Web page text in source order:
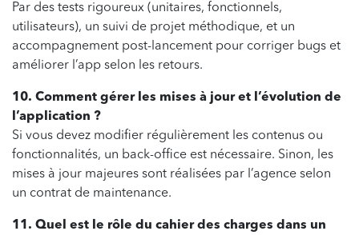
Par des tests rigoureux (unitaires, fonctionnels,
utilisateurs), un suivi de projet méthodique, et un
accompagnement post-lancement pour corriger bugs et
améliorer l’app selon les retours.
10. Comment gérer les mises à jour et l’évolution de
l’application ?
Si vous devez modifier régulièrement les contenus ou
fonctionnalités, un back-office est nécessaire. Sinon, les
mises à jour majeures sont réalisées par l’agence selon
un contrat de maintenance.
11. Quel est le rôle du cahier des charges dans un